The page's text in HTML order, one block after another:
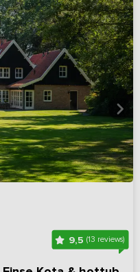
9,5(13 reviews)